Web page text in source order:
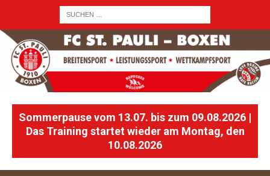
Sommerpause vom 13.07. bis zum 09.08.2026 |
Das Training startet wieder am Montag, den
10.08.2026